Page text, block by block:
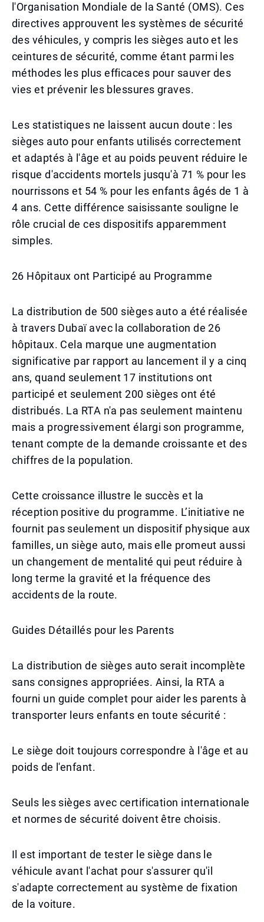
l'Organisation Mondiale de la Santé (OMS). Ces
directives approuvent les systèmes de sécurité
des véhicules, y compris les sièges auto et les
ceintures de sécurité, comme étant parmi les
méthodes les plus efficaces pour sauver des
vies et prévenir les blessures graves.
Les statistiques ne laissent aucun doute : les
sièges auto pour enfants utilisés correctement
et adaptés à l'âge et au poids peuvent réduire le
risque d'accidents mortels jusqu'à 71 % pour les
nourrissons et 54 % pour les enfants âgés de 1 à
4 ans. Cette différence saisissante souligne le
rôle crucial de ces dispositifs apparemment
simples.
26 Hôpitaux ont Participé au Programme
La distribution de 500 sièges auto a été réalisée
à travers Dubaï avec la collaboration de 26
hôpitaux. Cela marque une augmentation
significative par rapport au lancement il y a cinq
ans, quand seulement 17 institutions ont
participé et seulement 200 sièges ont été
distribués. La RTA n'a pas seulement maintenu
mais a progressivement élargi son programme,
tenant compte de la demande croissante et des
chiffres de la population.
Cette croissance illustre le succès et la
réception positive du programme. L’initiative ne
fournit pas seulement un dispositif physique aux
familles, un siège auto, mais elle promeut aussi
un changement de mentalité qui peut réduire à
long terme la gravité et la fréquence des
accidents de la route.
Guides Détaillés pour les Parents
La distribution de sièges auto serait incomplète
sans consignes appropriées. Ainsi, la RTA a
fourni un guide complet pour aider les parents à
transporter leurs enfants en toute sécurité :
Le siège doit toujours correspondre à l'âge et au
poids de l'enfant.
Seuls les sièges avec certification internationale
et normes de sécurité doivent être choisis.
Il est important de tester le siège dans le
véhicule avant l'achat pour s'assurer qu'il
s'adapte correctement au système de fixation
de la voiture.